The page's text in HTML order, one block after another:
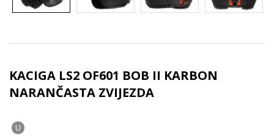
KACIGA LS2 OF601 BOB II KARBON
NARANČASTA ZVIJEZDA
U